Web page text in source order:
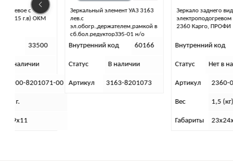
00
Зеркальный элемент УАЗ 3163
лев.с
эл.обогр.,держателем,рамкой в
сб.бол.редукторЗЭ5-01 н/о
Внутренний код 60166
Статус В наличии
Артикул 3163-8201073
Зеркало заднего вида с
электроподогревом правое УАЗ
2360 Карго, ПРОФИ
Внутренний код 15630
Статус Нет в наличии
Артикул 2360-00-8201060-20
1,5 (кг)
23х24х35 (см)